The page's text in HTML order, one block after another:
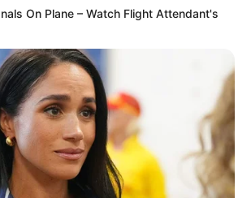
On Plane – Watch Flight Attendant's